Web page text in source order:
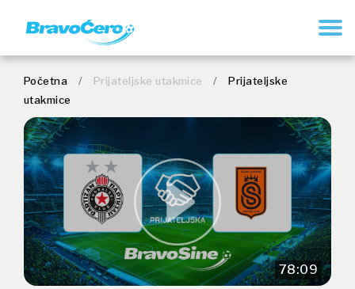
Početna / Prijateljske utakmice /
Prijateljske
utakmice
78:09